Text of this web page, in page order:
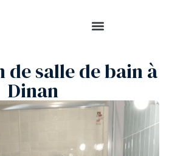
de salle de bain à
Dinan